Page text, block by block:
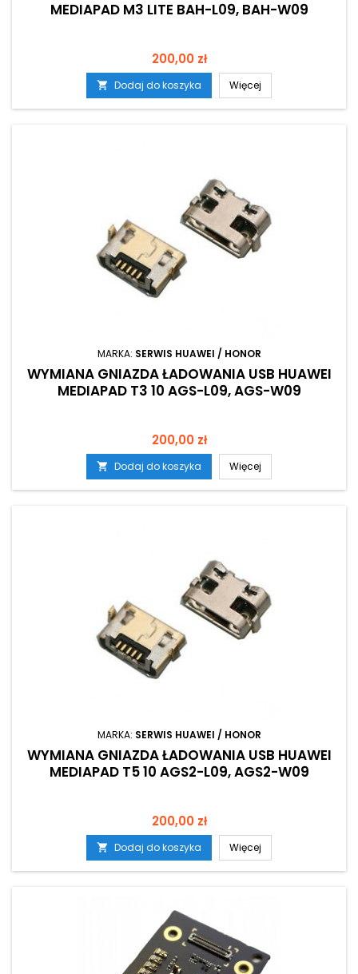
MEDIAPAD M3 LITE BAH-L09, BAH-W09
Cena
200,00 zł
 Dodaj do koszyka Więcej
MARKA: SERWIS HUAWEI / HONOR
WYMIANA GNIAZDA ŁADOWANIA USB HUAWEI
MEDIAPAD T3 10 AGS-L09, AGS-W09
Cena
200,00 zł
 Dodaj do koszyka Więcej
MARKA: SERWIS HUAWEI / HONOR
WYMIANA GNIAZDA ŁADOWANIA USB HUAWEI
MEDIAPAD T5 10 AGS2-L09, AGS2-W09
Cena
200,00 zł
 Dodaj do koszyka Więcej